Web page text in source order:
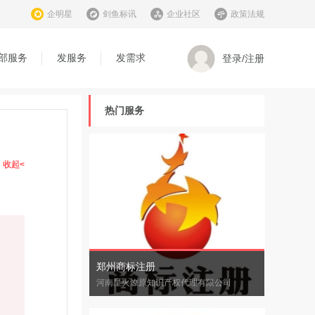
企明星 剑鱼标讯 企业社区 政策法规
服务 发服务 发需求 登录/注册
收起<
热门服务
郑州商标注册
河南星火燎原知识产权代理有限公司